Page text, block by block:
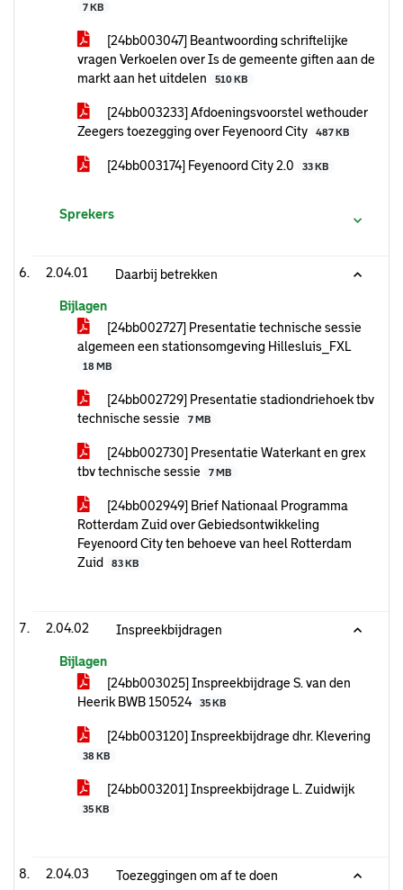
7 KB
[24bb003047] Beantwoording schriftelijke
vragen Verkoelen over Is de gemeente giften aan de
markt aan het uitdelen
510 KB
[24bb003233] Afdoeningsvoorstel wethouder
Zeegers toezegging over Feyenoord City
487 KB
[24bb003174] Feyenoord City 2.0 33 KB
Sprekers
2.04.01 Daarbij betrekken
Bijlagen
[24bb002727] Presentatie technische sessie
algemeen een stationsomgeving Hillesluis_FXL
18 MB
[24bb002729] Presentatie stadiondriehoek tbv
technische sessie
7 MB
[24bb002730] Presentatie Waterkant en grex
tbv technische sessie
7 MB
[24bb002949] Brief Nationaal Programma
Rotterdam Zuid over Gebiedsontwikkeling
Feyenoord City ten behoeve van heel Rotterdam
Zuid
83 KB
2.04.02 Inspreekbijdragen
Bijlagen
[24bb003025] Inspreekbijdrage S. van den
Heerik BWB 150524
35 KB
[24bb003120] Inspreekbijdrage dhr. Klevering
38 KB
[24bb003201] Inspreekbijdrage L. Zuidwijk
35 KB
2.04.03 Toezeggingen om af te doen